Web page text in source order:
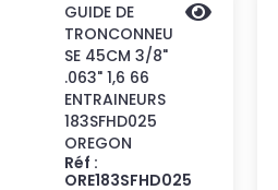
GUIDE DE
TRONCONNEU
SE 45CM 3/8"
.063" 1,6 66
ENTRAINEURS
183SFHD025
OREGON
Réf :
ORE183SFHD025